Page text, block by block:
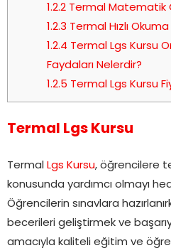
1.2.2 Termal Matematik
1.2.3 Termal Hızlı
1.2.4 Termal Lgs Kursu
Faydaları Nelerdir?
1.2.5 Termal Lgs Kursu
Termal Lgs Kursu
Termal Lgs Kursu, öğrencilere
konusunda yardımcı olmayı
Öğrencilerin sınavlara
becerileri geliştirmek ve
amacıyla kaliteli eğitim ve